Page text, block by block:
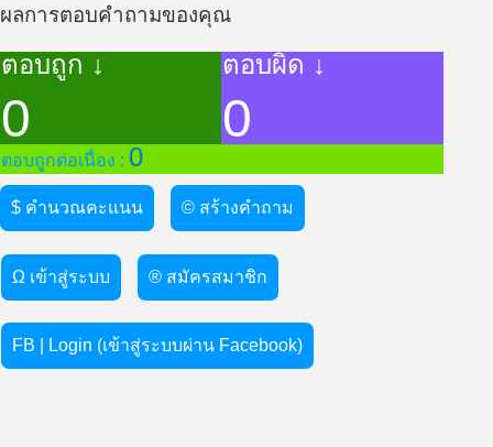
ผลการตอบคำถามของคุณ
ตอบถูก ↓ ตอบผิด ↓
0 0
ตอบถูกต่อเนื่อง : 0
$ คำนวณคะแนน © สร้างคำถาม
Ω เข้าสู่ระบบ ® สมัครสมาชิก
FB | Login (เข้าสู่ระบบผ่าน Facebook)